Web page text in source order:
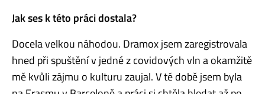
Jak ses k této práci dostala?
Docela velkou náhodou. Dramox jsem zaregistrovala
hned při spuštění v jedné z covidových vln a okamžitě
mě kvůli zájmu o kulturu zaujal. V té době jsem byla